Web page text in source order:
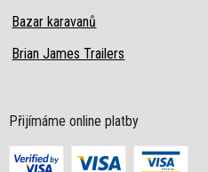
Bazar karavanů
Brian James Trailers
Přijímáme online platby